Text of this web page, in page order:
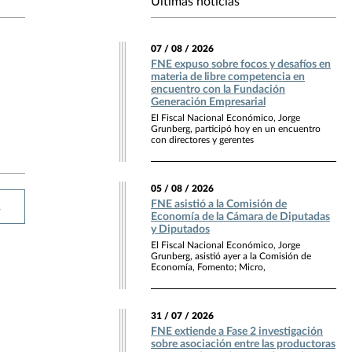
07 / 08 / 2026
FNE expuso sobre focos y desafíos en
materia de libre competencia en
encuentro con la Fundación
Generación Empresarial
El Fiscal Nacional Económico, Jorge
Grunberg, participó hoy en un encuentro
con directores y gerentes
05 / 08 / 2026
FNE asistió a la Comisión de
Economía de la Cámara de Diputadas
y Diputados
El Fiscal Nacional Económico, Jorge
Grunberg, asistió ayer a la Comisión de
Economía, Fomento; Micro,
31 / 07 / 2026
FNE extiende a Fase 2 investigación
sobre asociación entre las productoras